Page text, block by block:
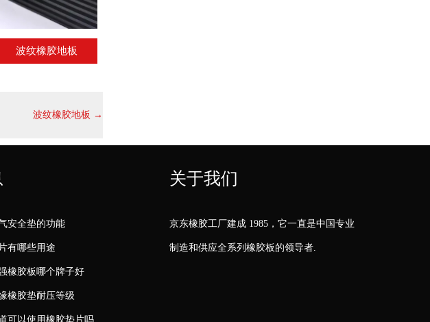
波纹橡胶地板
波纹橡胶地板 →
安全垫的功能
有哪些用途
橡胶板哪个牌子好
橡胶垫耐压等级
可以使用橡胶垫片吗
关于我们
京东橡胶工厂建成 1985，它一直是中国专业
制造和供应全系列橡胶板的领导者.